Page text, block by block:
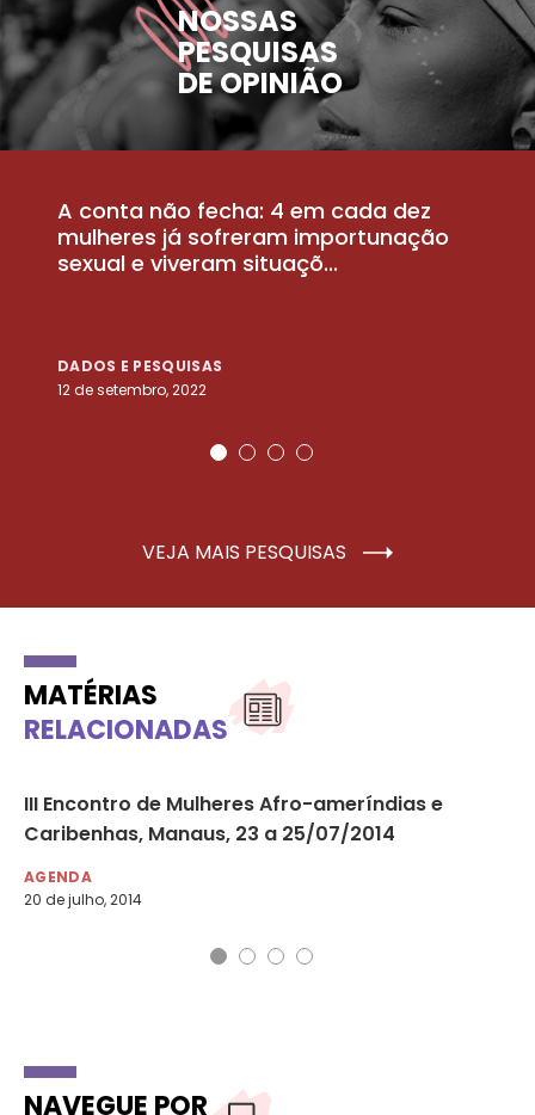
NOSSAS
PESQUISAS
DE OPINIÃO
A conta não fecha: 4 em cada dez
mulheres já sofreram importunação
sexual e viveram situaçõ...
DADOS E PESQUISAS
12 de setembro, 2022
VEJA MAIS PESQUISAS
MATÉRIAS
RELACIONADAS
III Encontro de Mulheres Afro-ameríndias e
Caribenhas, Manaus, 23 a 25/07/2014
AGENDA
20 de julho, 2014
NAVEGUE POR